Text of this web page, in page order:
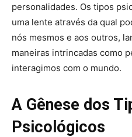
personalidades. Os tipos
uma lente através da qual
nós mesmos e aos outros,
maneiras intrincadas como
interagimos com o mundo.
A Gênese dos
Psicológicos